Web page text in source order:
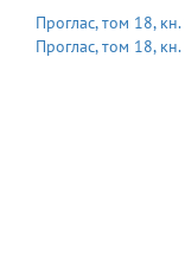
Проглас, том 18, кн.
Проглас, том 18, кн.